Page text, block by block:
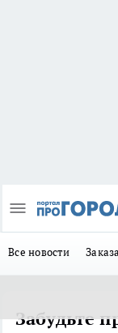
Все новости
Забудьте